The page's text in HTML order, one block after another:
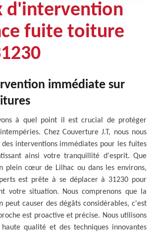
d'intervention
fuite toiture
immédiate sur
à quel point il est crucial de protéger
Chez Couverture J.T, nous nous
interventions immédiates pour les fuites
ainsi votre tranquillité d'esprit. Que
plein cœur de Lilhac ou dans les environs,
est prête à se déplacer à 31230 pour
votre situation. Nous comprenons que la
peut causer des dégâts considérables, c'est
est proactive et précise. Nous utilisons
qualité et des techniques innovantes